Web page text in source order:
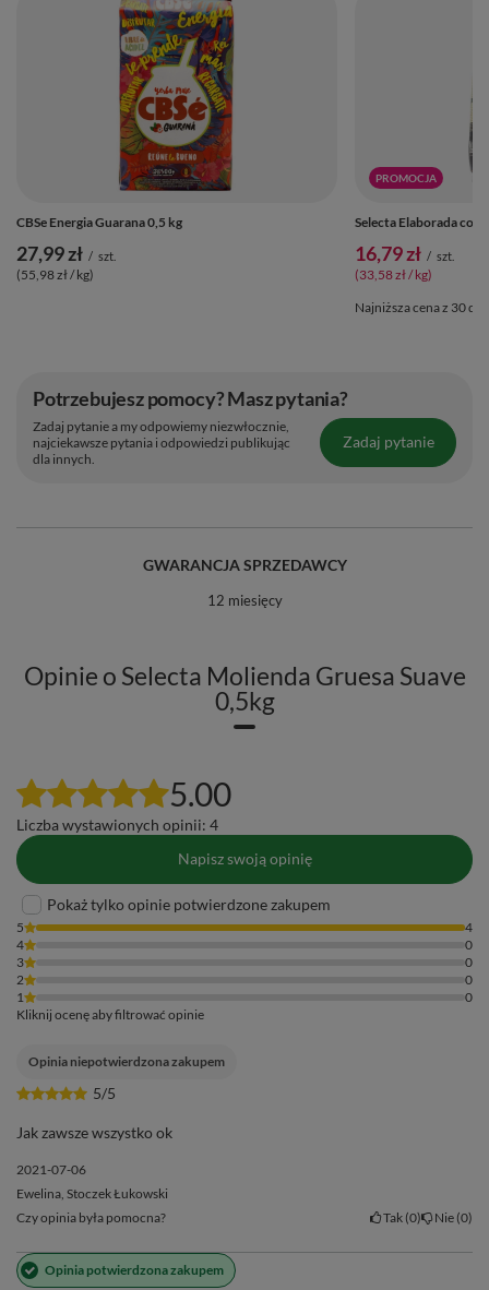
CBSe Energia Guarana 0,5 kg
27,99 zł / szt.
(55,98 zł / kg)
PROMOCJA
Selecta Elaborada con
16,79 zł / szt.
(33,58 zł / kg)
Najniższa cena z 30
Potrzebujesz pomocy? Masz pytania?
Zadaj pytanie a my odpowiemy niezwłocznie,
najciekawsze pytania i odpowiedzi publikując
dla innych.
Zadaj pytanie
GWARANCJA SPRZEDAWCY
12 miesięcy
Opinie o Selecta Molienda Gruesa Suave
0,5kg
5.00
Liczba wystawionych opinii: 4
Napisz swoją opinię
Pokaż tylko opinie potwierdzone zakupem
5
4
4
0
3
0
2
0
1
0
Kliknij ocenę aby filtrować opinie
5/5
Opinia niepotwierdzona zakupem
Jak zawsze wszystko ok
2021-07-06
Ewelina, Stoczek Łukowski
Czy opinia była pomocna?
Tak 0 Nie 0
Opinia potwierdzona zakupem